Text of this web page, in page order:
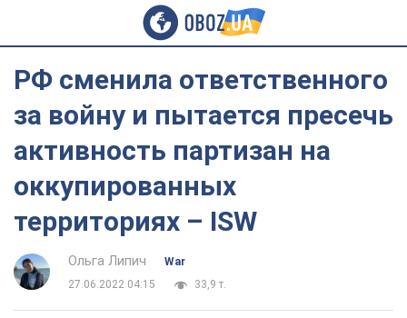
РФ сменила ответственного
за войну и пытается пресечь
активность партизан на
оккупированных
территориях – ISW
Ольга Липич
War
27.06.2022 04:15
33,9 т.